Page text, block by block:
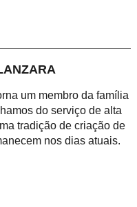
um membro da família
do serviço de alta
tradição de criação de
nos dias atuais.